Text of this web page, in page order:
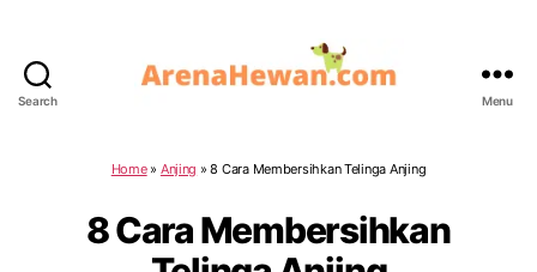
Search Menu
Home» Anjing »8 Cara Membersihkan Telinga Anjing
8 Cara Membersihkan